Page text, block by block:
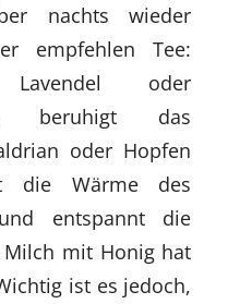
nachts wieder
empfehlen Tee:
oder
beruhigt das
oder Hopfen
die Wärme des
entspannt die
mit Honig hat
ist es jedoch,